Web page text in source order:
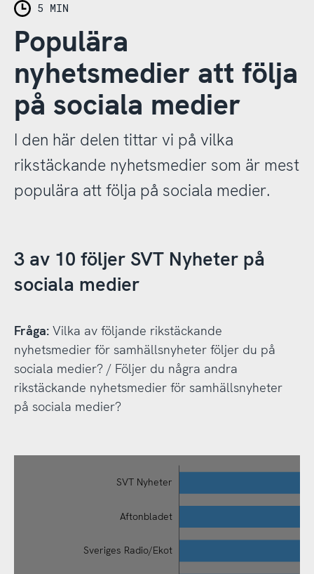
5 MIN
Populära
nyhetsmedier att följa
på sociala medier
I den här delen tittar vi på vilka
rikstäckande nyhetsmedier som är mest
populära att följa på sociala medier.
3 av 10 följer SVT Nyheter på
sociala medier
Fråga: Vilka av följande rikstäckande
nyhetsmedier för samhällsnyheter följer du på
sociala medier? / Följer du några andra
rikstäckande nyhetsmedier för samhällsnyheter
på sociala medier?
Fråga: Vilka av följande rikstäckande nyhetsmedier
samhällsnyheter på sociala medier?
SVT Nyheter
Aftonbladet
Sveriges Radio/Ekot
Diagram 4.2a, Bas: Internetanvändare 12+ år, År 2024 (Studie 1)